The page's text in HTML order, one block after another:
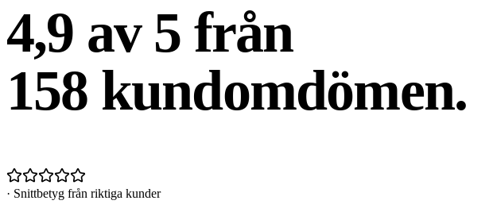
4,9 av 5 från
158 kundomdömen.
· Snittbetyg från riktiga kunder